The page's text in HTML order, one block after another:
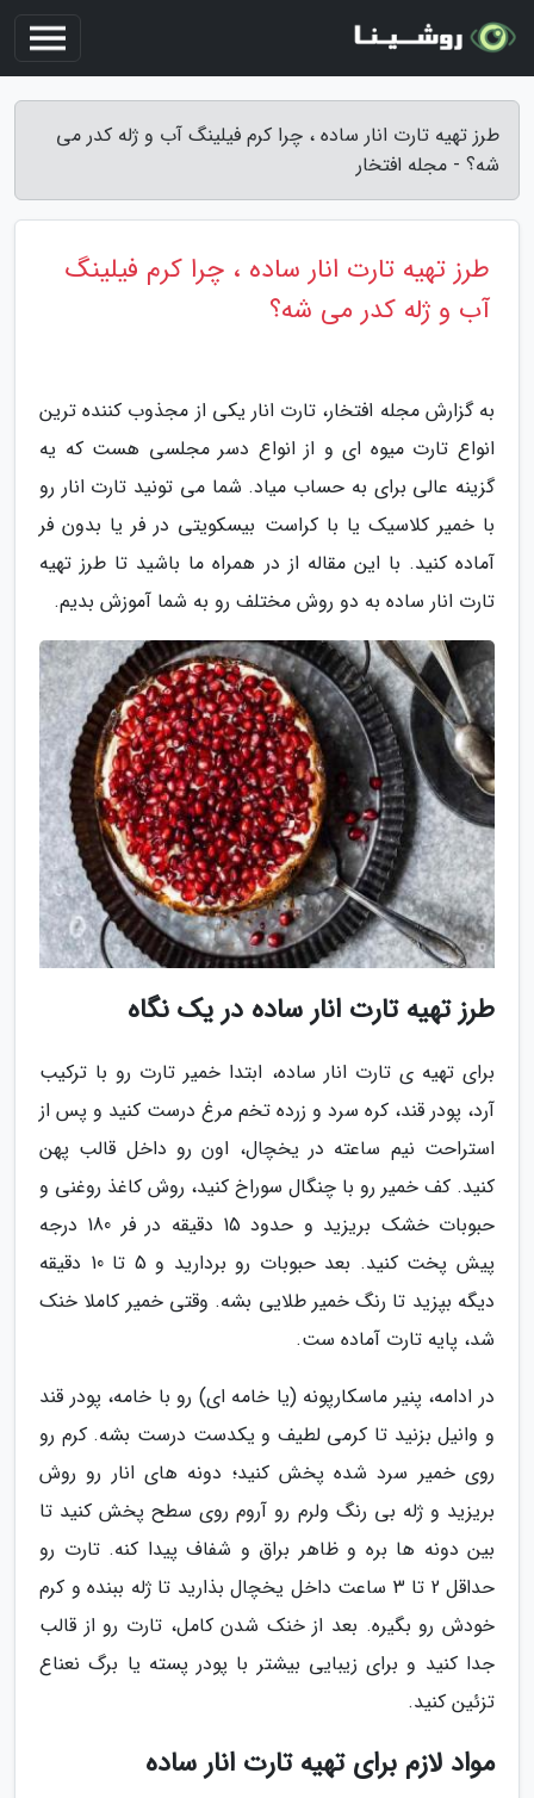
طرز تهیه تارت انار ساده ، چرا کرم فیلینگ آب و ژله کدر می
شه؟ - مجله افتخار
طرز تهیه تارت انار ساده ، چرا کرم فیلینگ
آب و ژله کدر می شه؟
به گزارش مجله افتخار، تارت انار یکی از مجذوب کننده ترین
انواع تارت میوه ای و از انواع دسر مجلسی هست که یه
گزینه عالی برای به حساب میاد. شما می تونید تارت انار رو
با خمیر کلاسیک یا با کراست بیسکویتی در فر یا بدون فر
آماده کنید. با این مقاله از در همراه ما باشید تا طرز تهیه
تارت انار ساده به دو روش مختلف رو به شما آموزش بدیم.
طرز تهیه تارت انار ساده در یک نگاه
برای تهیه ی تارت انار ساده، ابتدا خمیر تارت رو با ترکیب
آرد، پودر قند، کره سرد و زرده تخم مرغ درست کنید و پس از
استراحت نیم ساعته در یخچال، اون رو داخل قالب پهن
کنید. کف خمیر رو با چنگال سوراخ کنید، روش کاغذ روغنی و
حبوبات خشک بریزید و حدود 15 دقیقه در فر 180 درجه
پیش پخت کنید. بعد حبوبات رو بردارید و 5 تا 10 دقیقه
دیگه بپزید تا رنگ خمیر طلایی بشه. وقتی خمیر کاملا خنک
شد، پایه تارت آماده ست.
در ادامه، پنیر ماسکارپونه (یا خامه ای) رو با خامه، پودر قند
و وانیل بزنید تا کرمی لطیف و یکدست درست بشه. کرم رو
روی خمیر سرد شده پخش کنید؛ دونه های انار رو روش
بریزید و ژله بی رنگ ولرم رو آروم روی سطح پخش کنید تا
بین دونه ها بره و ظاهر براق و شفاف پیدا کنه. تارت رو
حداقل 2 تا 3 ساعت داخل یخچال بذارید تا ژله ببنده و کرم
خودش رو بگیره. بعد از خنک شدن کامل، تارت رو از قالب
جدا کنید و برای زیبایی بیشتر با پودر پسته یا برگ نعناع
تزئین کنید.
مواد لازم برای تهیه تارت انار ساده